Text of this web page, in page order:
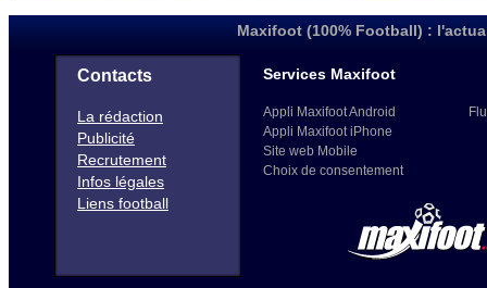
Maxifoot (100% Football) :
Contacts
La rédaction
Publicité
Recrutement
Infos légales
Liens football
Services Maxifoot
Appli Maxifoot Android
Appli Maxifoot iPhone
Site web Mobile
Choix de consentement